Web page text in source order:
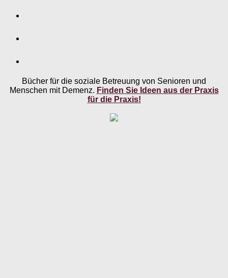
Bücher für die soziale Betreuung von Senioren und
Menschen mit Demenz. Finden Sie Ideen aus der Praxis
für die Praxis!